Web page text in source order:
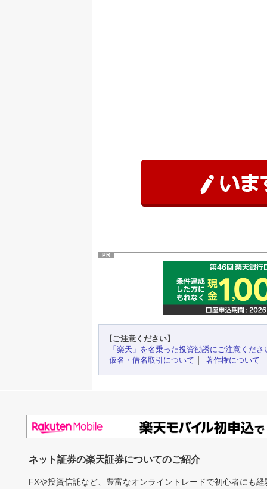
PR
【ご注意ください】
「楽天」を名乗った投資勧誘にご注意くださ
仮名・借名取引について
著作権について
ネット証券の楽天証券についてのご紹介
FXや投資信託など、豊富なオンライントレードで初心者にも